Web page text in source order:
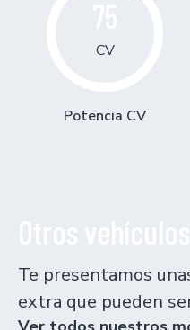
CV
Potencia CV
Te presentamos
extra que pueden